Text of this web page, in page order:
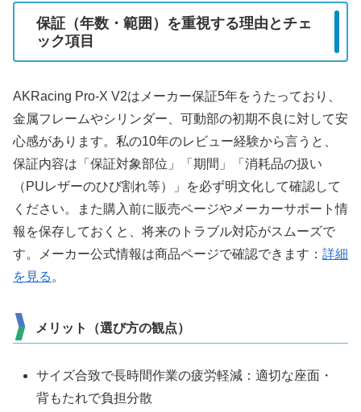
保証（年数・範囲）を重視する理由とチェ
ック項目
AKRacing Pro-X V2はメーカー保証5年をうたっており、
金属フレームやシリンダー、可動部の初期不良に対して安
心感があります。私の10年のレビュー経験から言うと、
保証内容は「保証対象部位」「期間」「消耗品の扱い
（PUレザーのひび割れ等）」を必ず明文化して確認して
ください。また購入前に販売ページやメーカーサポート情
報を保存しておくと、将来のトラブル対応がスムーズで
す。メーカー公式情報は商品ページで確認できます： 詳細
を見る。
メリット（選び方の観点）
サイズ合致で長時間作業の疲労軽減：適切な座面・
背もたれで負担分散